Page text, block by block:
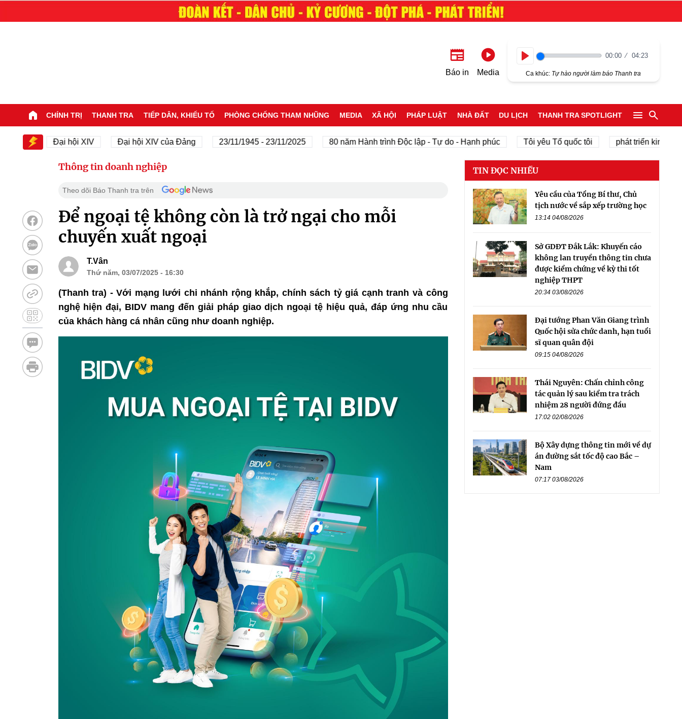
Báo in Media
00:00 04:23
Ca khúc: Tự hào người làm báo Thanh tra
CHÍNH TRỊ THANH TRA TIẾP DÂN, KHIẾU TỐ PHÒNG CHỐNG THAM NHŨNG MEDIA XÃ HỘI PHÁP LUẬT NHÀ ĐẤT DU LỊCH THANH TRA SPOTLIGHT
Đại hội XIV Đại hội XIV của Đảng 23/11/1945 - 23/11/2025 80 năm Hành trình Độc lập - Tự do - Hạnh phúc Tôi yêu Tổ quốc tôi phát triển kinh tế tư
Thông tin doanh nghiệp
Theo dõi Báo Thanh tra trên
Để ngoại tệ không còn là trở ngại cho mỗi
chuyến xuất ngoại
T.Vân
Thứ năm, 03/07/2025 - 16:30
(Thanh tra) - Với mạng lưới chi nhánh rộng khắp, chính sách tỷ giá cạnh tranh và công
nghệ hiện đại, BIDV mang đến giải pháp giao dịch ngoại tệ hiệu quả, đáp ứng nhu cầu
của khách hàng cá nhân cũng như doanh nghiệp.
TIN ĐỌC NHIỀU
Yêu cầu của Tổng Bí thư, Chủ
tịch nước về sắp xếp trường học
13:14 04/08/2026
Sở GDĐT Đắk Lắk: Khuyến cáo
không lan truyền thông tin chưa
được kiểm chứng về kỳ thi tốt
nghiệp THPT
20:34 03/08/2026
Đại tướng Phan Văn Giang trình
Quốc hội sửa chức danh, hạn tuổi
sĩ quan quân đội
09:15 04/08/2026
Thái Nguyên: Chấn chỉnh công
tác quản lý sau kiểm tra trách
nhiệm 28 người đứng đầu
17:02 02/08/2026
Bộ Xây dựng thông tin mới về dự
án đường sắt tốc độ cao Bắc –
Nam
07:17 03/08/2026